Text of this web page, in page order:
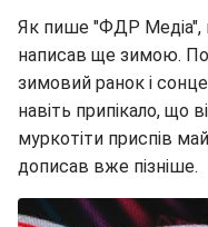
Як пише "ФДР Медіа",
написав ще зимою.
зимовий ранок і
навіть припікало, що
муркотіти приспів
дописав вже пізніше.